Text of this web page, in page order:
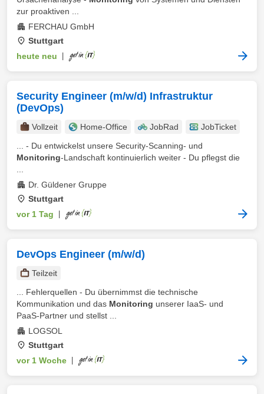
zur proaktiven ...
FERCHAU GmbH
Stuttgart
heute neu
Security Engineer (m/w/d) Infrastruktur
(DevOps)
Vollzeit Home-Office JobRad
JobTicket
... - Du entwickelst unsere Security-Scanning- und
Monitoring-Landschaft kontinuierlich weiter - Du pflegst die
Dr. Güldener Gruppe
Stuttgart
vor 1 Tag
DevOps Engineer (m/w/d)
Teilzeit
... Fehlerquellen - Du übernimmst die technische
Kommunikation und das Monitoring unserer IaaS- und
PaaS-Partner und stellst ...
LOGSOL
Stuttgart
vor 1 Woche